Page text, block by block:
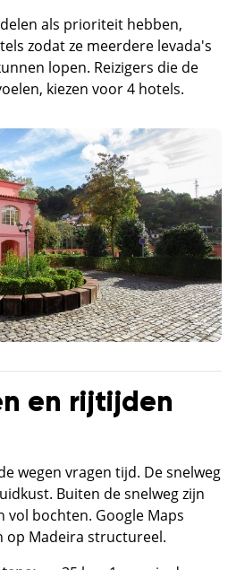
als prioriteit hebben,
zodat ze meerdere levada's
lopen. Reizigers die de
kiezen voor 4 hotels.
en rijtijden
wegen vragen tijd. De snelweg
Buiten de snelweg zijn
vol bochten. Google Maps
Madeira structureel.